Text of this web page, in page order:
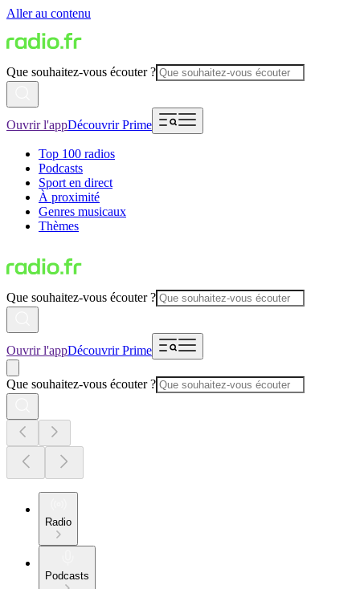
Aller au contenu
Que souhaitez-vous écouter ?
Ouvrir l'appDécouvrir Prime
Top 100 radios
Podcasts
Sport en direct
À proximité
Genres musicaux
Thèmes
Que souhaitez-vous écouter ?
Ouvrir l'appDécouvrir Prime
Que souhaitez-vous écouter ?
Radio
Podcasts